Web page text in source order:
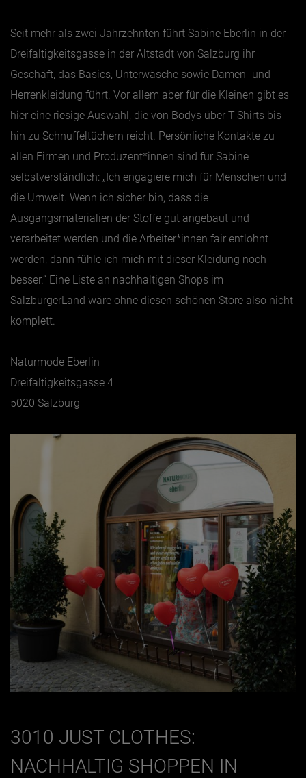
Seit mehr als zwei Jahrzehnten führt Sabine Eberlin in der
Dreifaltigkeitsgasse in der Altstadt von Salzburg ihr
Geschäft, das Basics, Unterwäsche sowie Damen- und
Herrenkleidung führt. Vor allem aber für die Kleinen gibt es
hier eine riesige Auswahl, die von Bodys über T-Shirts bis
hin zu Schnuffeltüchern reicht. Persönliche Kontakte zu
allen Firmen und Produzent*innen sind für Sabine
selbstverständlich: „Ich engagiere mich für Menschen und
die Umwelt. Wenn ich sicher bin, dass die
Ausgangsmaterialien der Stoffe gut angebaut und
verarbeitet werden und die Arbeiter*innen fair entlohnt
werden, dann fühle ich mich mit dieser Kleidung noch
besser.“ Eine Liste an nachhaltigen Shops im
SalzburgerLand wäre ohne diesen schönen Store also nicht
komplett.
Naturmode Eberlin
Dreifaltigkeitsgasse 4
5020 Salzburg
3010 JUST CLOTHES:
NACHHALTIG SHOPPEN IN